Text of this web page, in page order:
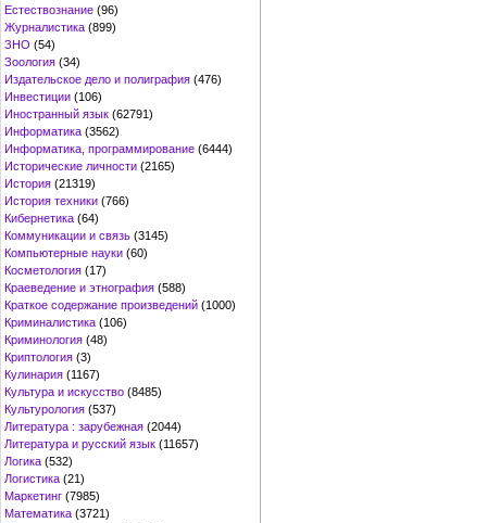
Естествознание (96)
Журналистика (899)
ЗНО (54)
Зоология (34)
Издательское дело и полиграфия (476)
Инвестиции (106)
Иностранный язык (62791)
Информатика (3562)
Информатика, программирование (6444)
Исторические личности (2165)
История (21319)
История техники (766)
Кибернетика (64)
Коммуникации и связь (3145)
Компьютерные науки (60)
Косметология (17)
Краеведение и этнография (588)
Краткое содержание произведений (1000)
Криминалистика (106)
Криминология (48)
Криптология (3)
Кулинария (1167)
Культура и искусство (8485)
Культурология (537)
Литература : зарубежная (2044)
Литература и русский язык (11657)
Логика (532)
Логистика (21)
Маркетинг (7985)
Математика (3721)